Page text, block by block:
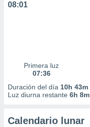
08:01
Primera luz
07:36
Duración del día 10h 43m
Luz diurna restante 6h 8m
Calendario lunar